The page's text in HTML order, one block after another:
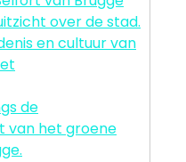
over de stad.
en cultuur van
de
van het groene